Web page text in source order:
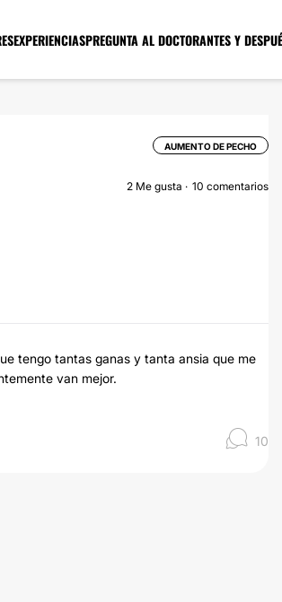
EXPERIENCIASPREGUNTA AL DOCTORANTES Y
AUMENTO DE PECHO
2 Me gusta 10 comentarios
tengo tantas ganas y tanta ansia que me
van mejor.
10